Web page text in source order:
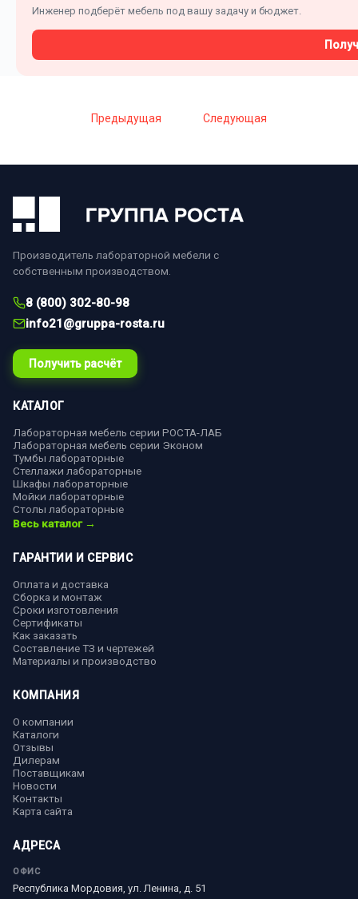
Инженер подберёт мебель под вашу задачу и бюджет.
Предыдущая Следующая
Производитель лабораторной мебели с
собственным производством.
8 (800) 302-80-98
info21@gruppa-rosta.ru
Получить расчёт
КАТАЛОГ
Лабораторная мебель серии РОСТА-ЛАБ
Лабораторная мебель серии Эконом
Тумбы лабораторные
Стеллажи лабораторные
Шкафы лабораторные
Мойки лабораторные
Столы лабораторные
Весь каталог →
ГАРАНТИИ И СЕРВИС
Оплата и доставка
Сборка и монтаж
Сроки изготовления
Сертификаты
Как заказать
Составление ТЗ и чертежей
Материалы и производство
КОМПАНИЯ
О компании
Каталоги
Отзывы
Дилерам
Поставщикам
Новости
Контакты
Карта сайта
АДРЕСА
ОФИС
Республика Мордовия, ул. Ленина, д. 51